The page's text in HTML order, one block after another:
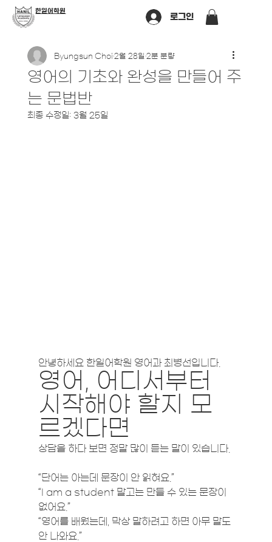
​한일어학원
로그인
영어의 기초와 완성을 만들어 주
는 문법반
Byungsun Choi 2월 28일 2분 분량
최종 수정일: 3월 25일
안녕하세요 한일어학원 영어과 최병선입니다.
영어, 어디서부터
시작해야 할지 모
르겠다면
상담을 하다 보면 정말 많이 듣는 말이 있습니다.
“단어는 아는데 문장이 안 읽혀요.”
“I am a student 말고는 만들 수 있는 문장이
없어요.”
“영어를 배웠는데, 막상 말하려고 하면 아무 말도
안 나와요.”